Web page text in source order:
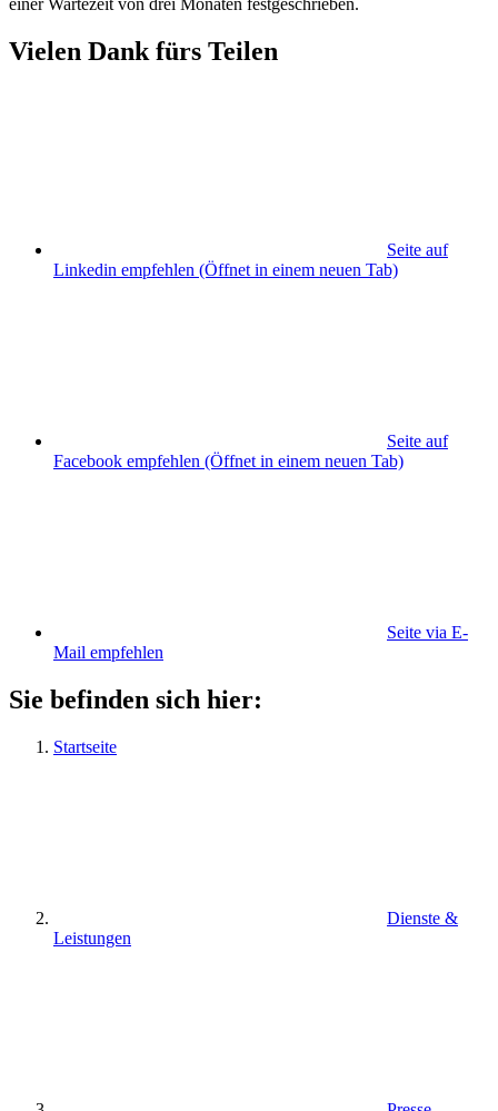
einer Wartezeit von drei Monaten festgeschrieben.
Vielen Dank fürs Teilen
Seite auf
Linkedin empfehlen (Öffnet in einem neuen Tab)
Seite auf
Facebook empfehlen (Öffnet in einem neuen Tab)
Seite via E-
Mail empfehlen
Sie befinden sich hier:
Startseite
Dienste &
Leistungen